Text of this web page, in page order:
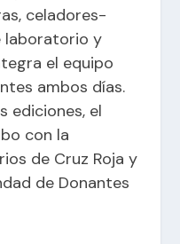
celadores-
laboratorio y
el equipo
ambos días.
ediciones, el
con la
de Cruz Roja y
de Donantes